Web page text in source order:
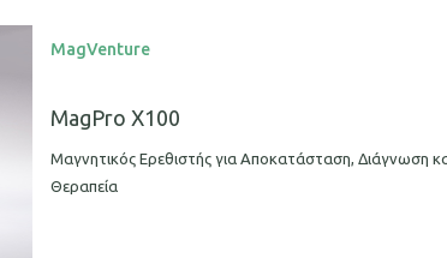
MagVenture
MagPro X100
Μαγνητικός Ερεθιστής για Αποκατάσταση, Διάγνωση
Θεραπεία